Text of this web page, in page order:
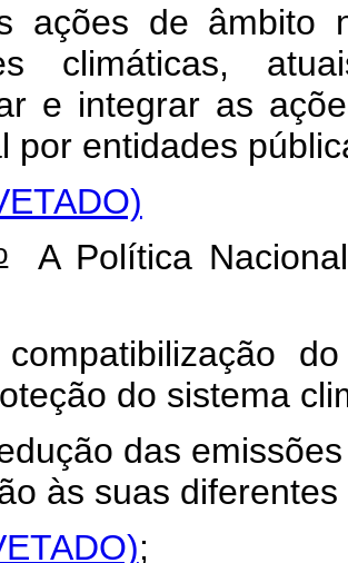
ações de âmbito
climáticas,
e integrar as
por entidades
A Política
do
do sistema
das
às suas
;